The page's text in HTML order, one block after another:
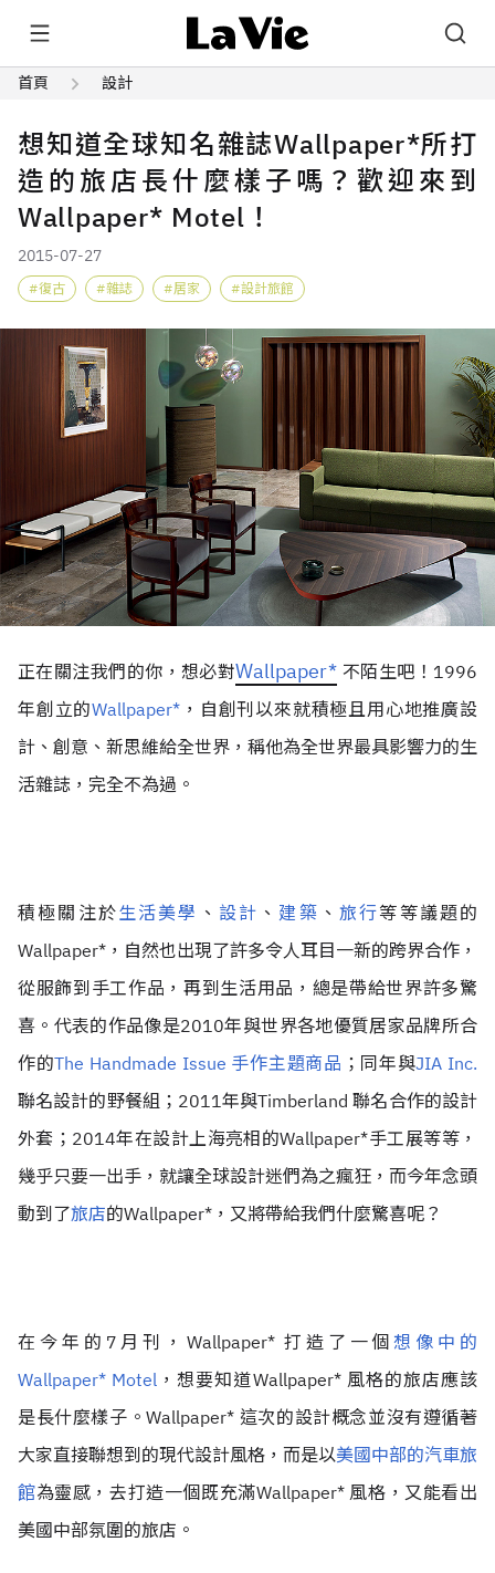
首頁 設計
想知道全球知名雜誌Wallpaper*所打
造的旅店長什麼樣子嗎？歡迎來到
Wallpaper* Motel！
2015-07-27
復古 雜誌 居家 設計旅館
正在關注我們的你，想必對Wallpaper* 不陌生吧！1996
年創立的Wallpaper* ，自創刊以來就積極且用心地推廣設
計、創意、新思維給全世界，稱他為全世界最具影響力的生
活雜誌，完全不為過。
積極關注於生活美學 、 設計 、 建築 、 旅行等等議題的
Wallpaper*，自然也出現了許多令人耳目一新的跨界合作，
從服飾到手工作品，再到生活用品，總是帶給世界許多驚
喜。代表的作品像是2010年與世界各地優質居家品牌所合
作的The Handmade Issue 手作主題商品 ；同年與JIA Inc.
聯名設計的野餐組；2011年與Timberland 聯名合作的設計
外套；2014年在設計上海亮相的Wallpaper*手工展等等，
幾乎只要一出手，就讓全球設計迷們為之瘋狂，而今年念頭
動到了旅店的Wallpaper*，又將帶給我們什麼驚喜呢？
在今年的7月刊，Wallpaper* 打造了一個想像中的
Wallpaper* Motel ，想要知道Wallpaper* 風格的旅店應該
是長什麼樣子。Wallpaper* 這次的設計概念並沒有遵循著
大家直接聯想到的現代設計風格，而是以美國中部的汽車旅
館為靈感，去打造一個既充滿Wallpaper* 風格，又能看出
美國中部氛圍的旅店。